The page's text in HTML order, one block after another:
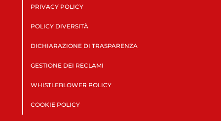
PRIVACY POLICY
POLICY DIVERSITÀ
DICHIARAZIONE DI TRASPARENZA
GESTIONE DEI RECLAMI
WHISTLEBLOWER POLICY
COOKIE POLICY